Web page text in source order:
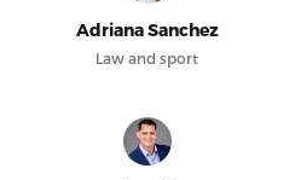
Adriana Sanchez
Law and sport